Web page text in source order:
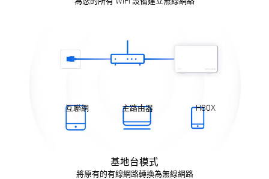
互聯網 主路由器 H80X
基地台模式
將原有的有線網路轉換為無線網路